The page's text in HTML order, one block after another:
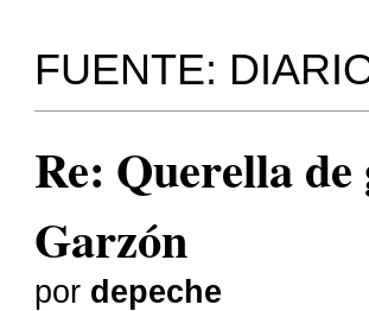
FUENTE:
Re: Querella
Garzón
por depeche